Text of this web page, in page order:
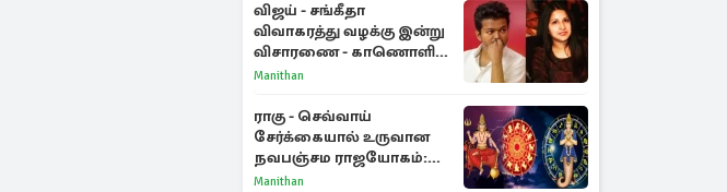
விஜய் - சங்கீதா
விவாகரத்து வழக்கு இன்று
விசாரணை - காணொளி
மூலம் ஆஜராக வாய்ப்பு
Manithan
ராகு - செவ்வாய்
சேர்க்கையால் உருவான
நவபஞ்சம ராஜயோகம்:
அதிர்ஷ்டம் பெறும் 3
Manithan